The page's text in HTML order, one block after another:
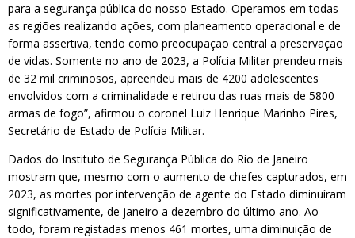
para a segurança pública do nosso Estado. Operamos em todas
as regiões realizando ações, com planeamento operacional e de
forma assertiva, tendo como preocupação central a preservação
de vidas. Somente no ano de 2023, a Polícia Militar prendeu mais
de 32 mil criminosos, apreendeu mais de 4200 adolescentes
envolvidos com a criminalidade e retirou das ruas mais de 5800
armas de fogo”, afirmou o coronel Luiz Henrique Marinho Pires,
Secretário de Estado de Polícia Militar.
Dados do Instituto de Segurança Pública do Rio de Janeiro
mostram que, mesmo com o aumento de chefes capturados, em
2023, as mortes por intervenção de agente do Estado diminuíram
significativamente, de janeiro a dezembro do último ano. Ao
todo, foram registadas menos 461 mortes, uma diminuição de